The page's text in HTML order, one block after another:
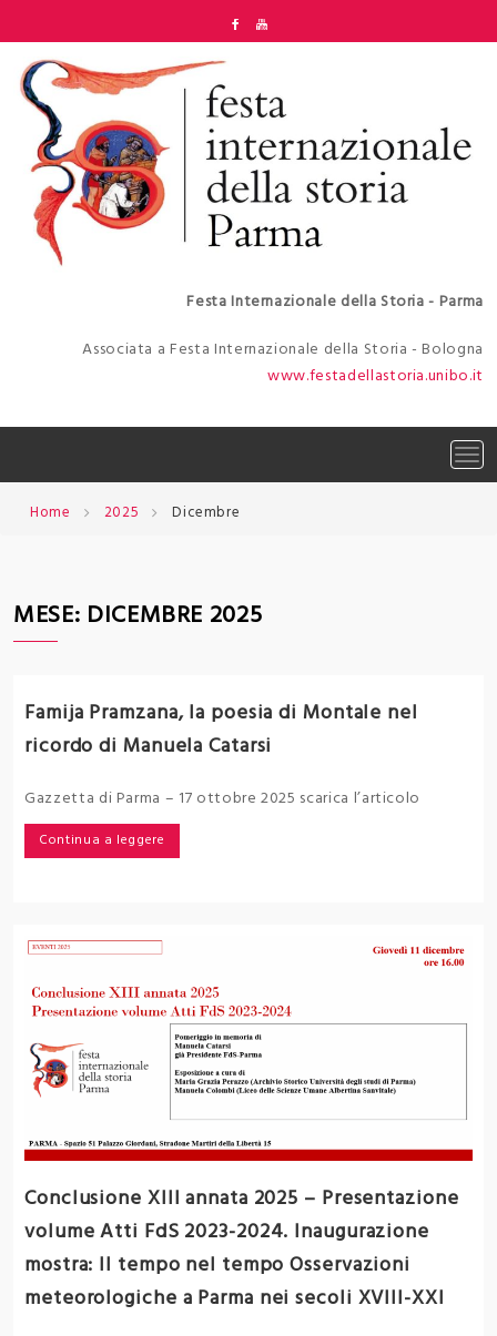
content
Festa Internazionale della Storia - Parma
Associata a Festa Internazionale della Storia - Bologna
www.festadellastoria.unibo.it
Home 2025 Dicembre
MESE: DICEMBRE 2025
Famija Pramzana, la poesia di Montale nel
ricordo di Manuela Catarsi
Gazzetta di Parma – 17 ottobre 2025 scarica l’articolo
Continua a leggere
Conclusione XIII annata 2025 – Presentazione
volume Atti FdS 2023-2024. Inaugurazione
mostra: Il tempo nel tempo Osservazioni
meteorologiche a Parma nei secoli XVIII-XXI